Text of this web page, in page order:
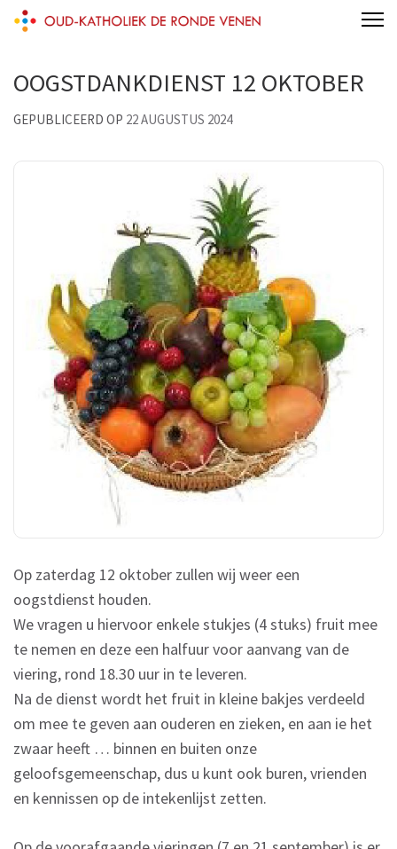
Skip
(Press
Enter)
Oud-Katholiek De Ronde Venen
OOGSTDANKDIENST 12 OKTOBER
GEPUBLICEERD OP 22 AUGUSTUS 2024
Op zaterdag 12 oktober zullen wij weer een
oogstdienst houden.
We vragen u hiervoor enkele stukjes (4 stuks) fruit mee
te nemen en deze een halfuur voor aanvang van de
viering, rond 18.30 uur in te leveren.
Na de dienst wordt het fruit in kleine bakjes verdeeld
om mee te geven aan ouderen en zieken, en aan ie het
zwaar heeft … binnen en buiten onze
geloofsgemeenschap, dus u kunt ook buren, vrienden
en kennissen op de intekenlijst zetten.